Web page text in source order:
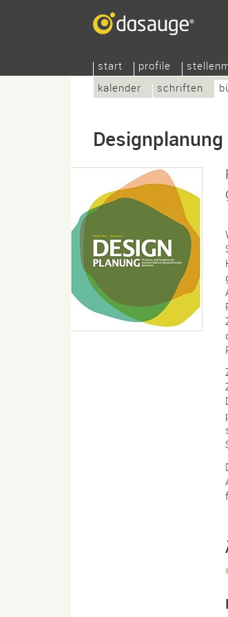
start profile
kalender
schriften
Designplanung